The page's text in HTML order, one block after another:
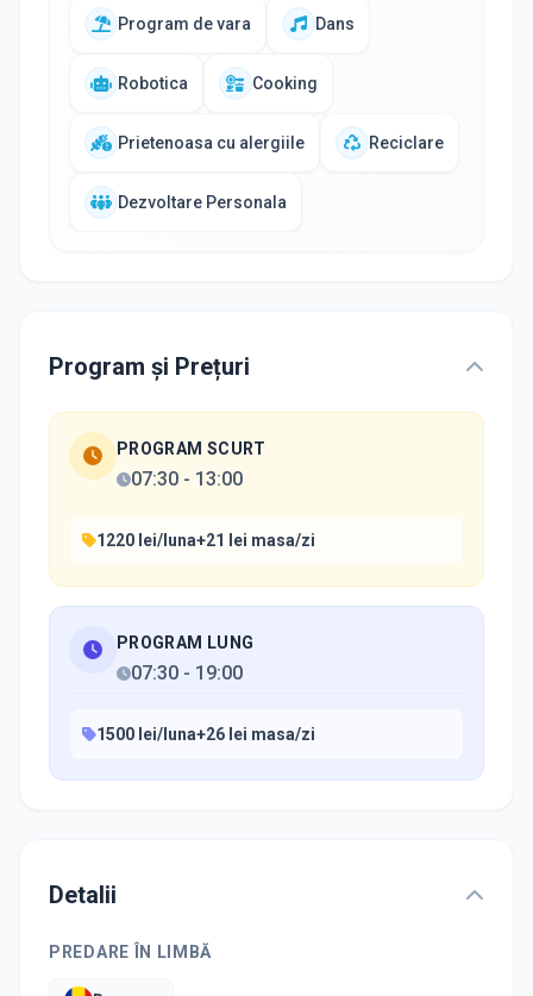
Program de vara Dans
Robotica Cooking
Prietenoasa cu alergiile Reciclare
Dezvoltare Personala
Program și Prețuri
PROGRAM SCURT
07:30 - 13:00
1220 lei/luna+21 lei masa/zi
PROGRAM LUNG
07:30 - 19:00
1500 lei/luna+26 lei masa/zi
Detalii
PREDARE ÎN LIMBĂ